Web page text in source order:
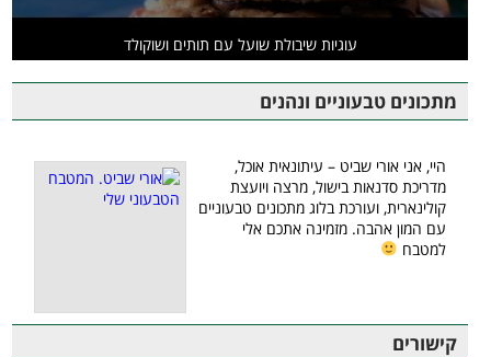
עוגיות שיבולת שועל עם תותים ושוקולד
מתכונים טבעוניים ונהנים
היי, אני אורי שביט – עיתונאית אוכל,
מדריכת סדנאות בישול, מרצה ויועצת
קולינארית, ועורכת בלוג מתכונים טבעוניים
עם המון אהבה. מזמינה אתכם אלי
למטבח
קישורים